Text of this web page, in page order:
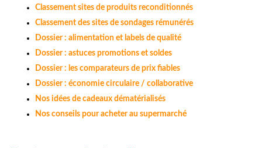
Classement sites de produits reconditionnés
Classement des sites de sondages rémunérés
Dossier : alimentation et labels de qualité
Dossier : astuces promotions et soldes
Dossier : les comparateurs de prix fiables
Dossier : économie circulaire / collaborative
Nos idées de cadeaux dématérialisés
Nos conseils pour acheter au supermarché